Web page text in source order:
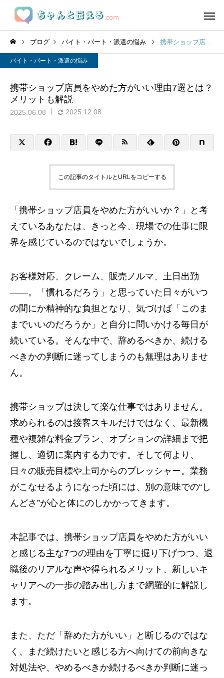
ブログ バイト・パート・派遣の悩み 携帯ショップ店員をやめた方がいい理由7選とは？メリットも解説
バイト・パート・派遣の悩み
携帯ショップ店員をやめた方がいい理由7選とは？
メリットも解説
2025.06.08 2025.12.08
この記事のタイトルとURLをコピーする
「携帯ショップ店員をやめた方がいいか？」と考
えているあなたは、きっと今、現場での仕事に限
界を感じているのではないでしょうか。
お客様対応、クレーム、販売ノルマ、土日出勤
――。「慣れるだろう」と思っていた日々がいつ
の間にか精神的な負担となり、気づけば「このま
までいいのだろうか」と自分に問いかける毎日が
続いている。そんな中で、辞めるべきか、続ける
べきかの判断に迷ってしまうのも無理はありませ
ん。
携帯ショップは決して楽な仕事ではありません。
求められるのは接客スキルだけではなく、最新機
種や複雑な料金プラン、オプションの詳細まで把
握し、適切に案内する力です。そして何より、
日々の販売目標や上司からのプレッシャー。業務
がこなせるようになった頃には、別の意味での“し
んどさ”が心と体にのしかかってきます。
本記事では、携帯ショップ店員をやめた方がいい
と感じる主な7つの理由を丁寧に掘り下げつつ、退
職後のリアルな声や得られるメリット、新しいキ
ャリアへの一歩の踏み出し方まで網羅的に解説し
ます。
また、ただ「辞めた方がいい」と断じるのではな
く、まだ続けたいと感じる方へ向けての前向きな
対処法や、やめるべきか続けるべきか判断に迷っ